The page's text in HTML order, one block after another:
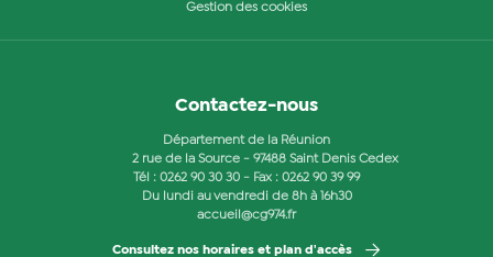
Gestion des cookies
Contactez-nous
Département de la Réunion
2 rue de la Source - 97488 Saint Denis Cedex
Tél : 0262 90 30 30 - Fax : 0262 90 39 99
Du lundi au vendredi de 8h à 16h30
accueil@cg974.fr
Consultez nos horaires et plan d'accès